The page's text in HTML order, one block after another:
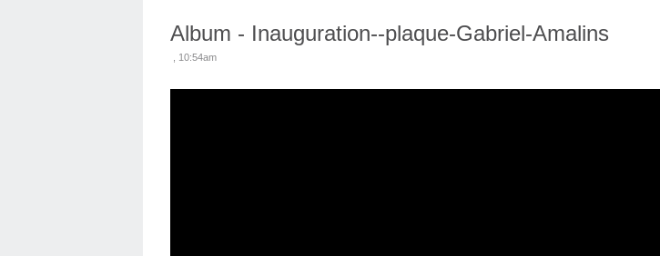
Album - Inauguration--plaque-Gabriel-Amalins
, 10:54am